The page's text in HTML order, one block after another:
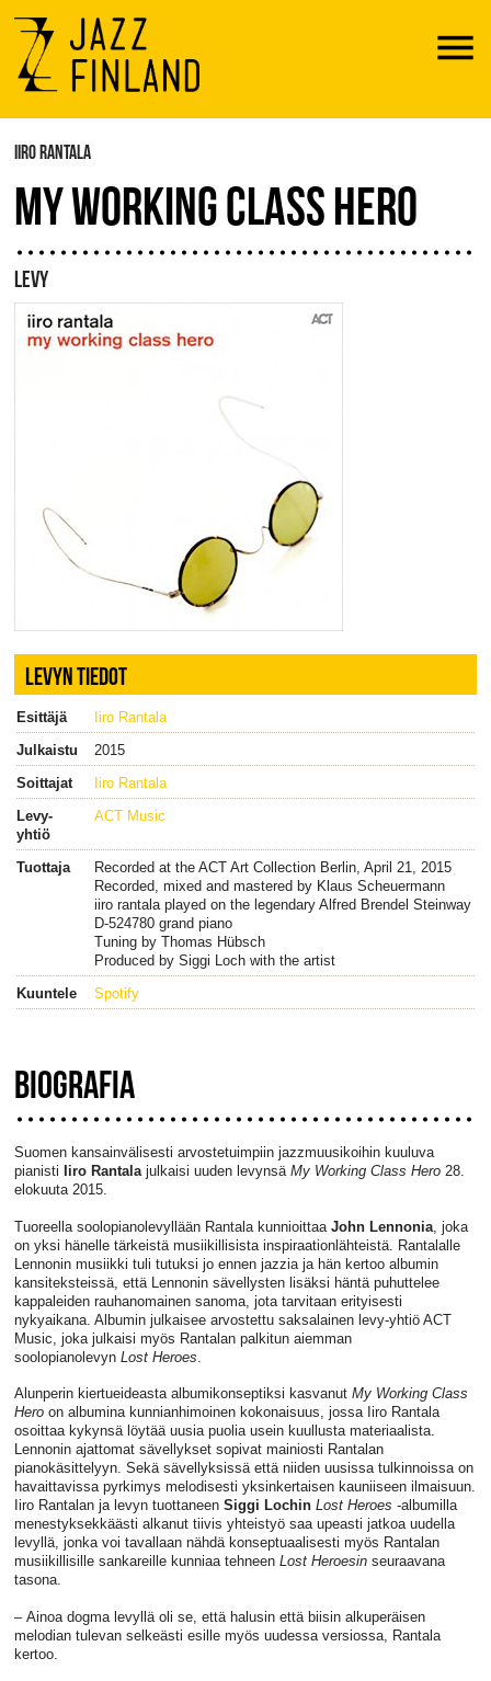
Menu
IIRO RANTALA
MY WORKING CLASS HERO
LEVY
LEVYN TIEDOT
Esittäjä
Iiro Rantala
Julkaistu
2015
Soittajat
Iiro Rantala
Levy-
yhtiö
ACT Music
Tuottaja
Recorded at the ACT Art Collection Berlin, April 21, 2015
Recorded, mixed and mastered by Klaus Scheuermann
iiro rantala played on the legendary Alfred Brendel Steinway
D-524780 grand piano
Tuning by Thomas Hübsch
Produced by Siggi Loch with the artist
Kuuntele
Spotify
BIOGRAFIA
Suomen kansainvälisesti arvostetuimpiin jazzmuusikoihin kuuluva
pianisti
Iiro Rantalajulkaisi uuden levynsä My Working Class Hero28.
elokuuta 2015.
Tuoreella soolopianolevyllään Rantala kunnioittaa John Lennonia, joka
on yksi hänelle tärkeistä musiikillisista inspiraationlähteistä. Rantalalle
Lennonin musiikki tuli tutuksi jo ennen jazzia ja hän kertoo albumin
kansiteksteissä, että Lennonin sävellysten lisäksi häntä puhuttelee
kappaleiden rauhanomainen sanoma, jota tarvitaan erityisesti
nykyaikana. Albumin julkaisee arvostettu saksalainen levy-yhtiö ACT
Music, joka julkaisi myös Rantalan palkitun aiemman
soolopianolevyn Lost Heroes
Alunperin kiertueideasta albumikonseptiksi kasvanut My Working Class
Heroon albumina kunnianhimoinen kokonaisuus, jossa Iiro Rantala
osoittaa kykynsä löytää uusia puolia usein kuullusta materiaalista.
Lennonin ajattomat sävellykset sopivat mainiosti Rantalan
pianokäsittelyyn. Sekä sävellyksissä että niiden uusissa tulkinnoissa on
havaittavissa pyrkimys melodisesti yksinkertaisen kauniiseen ilmaisuun.
Iiro Rantalan ja levyn tuottaneen Siggi Lochin Lost Heroes -albumilla
menestyksekkäästi alkanut tiivis yhteistyö saa upeasti jatkoa uudella
levyllä, jonka voi tavallaan nähdä konseptuaalisesti myös Rantalan
musiikillisille sankareille kunniaa tehneen Lost Heroesinseuraavana
tasona.
– Ainoa dogma levyllä oli se, että halusin että biisin alkuperäisen
melodian tulevan selkeästi esille myös uudessa versiossa, Rantala
kertoo.